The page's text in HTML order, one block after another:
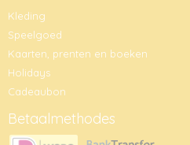
Kleding
Speelgoed
Kaarten, prenten en boeken
Holidays
Cadeaubon
Betaalmethodes